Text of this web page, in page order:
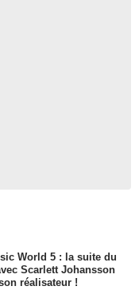
World 5 : la suite du
Scarlett Johansson
réalisateur !